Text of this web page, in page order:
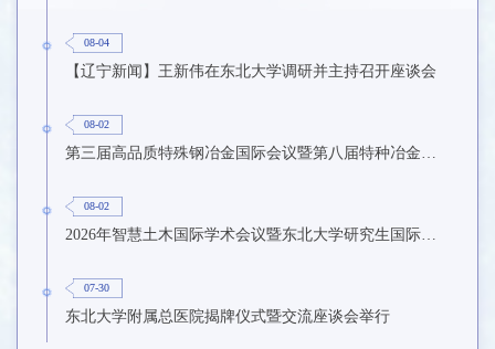
08-04
【辽宁新闻】王新伟在东北大学调研并主持召开座谈会
08-02
08-02
2026年智慧土木国际学术会议暨东北大学研究生国际暑期学校第九期在东北大学召开
07-30
东北大学附属总医院揭牌仪式暨交流座谈会举行